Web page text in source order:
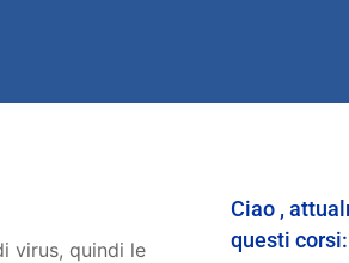
virus, quindi le
Ciao ,
questi corsi: